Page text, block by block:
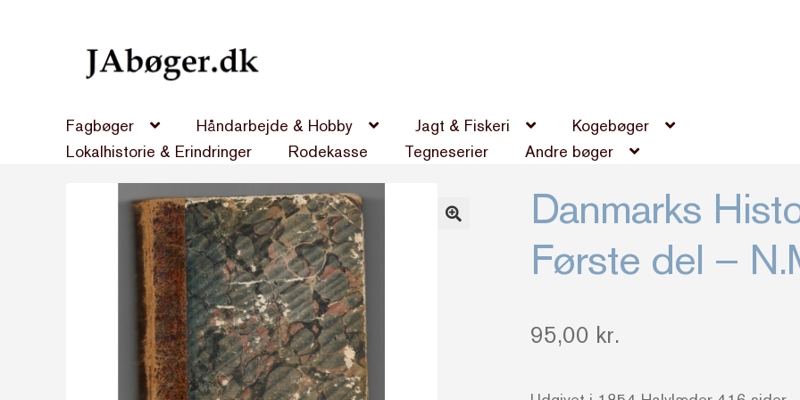
Spring
Spring
Fagbøger
Håndarbejde & Hobby Jagt & Fiskeri
Kogebøger
Lokalhistorie & Erindringer
Rodekasse Tegneserier Andre bøger
Danmarks
Første del –
95,00 kr.